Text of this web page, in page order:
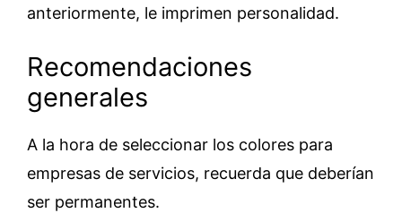
anteriormente, le imprimen personalidad.
Recomendaciones
generales
A la hora de seleccionar los colores para
empresas de servicios, recuerda que deberían
ser permanentes.